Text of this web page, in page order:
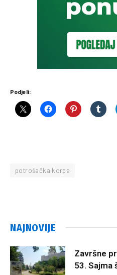
Podjeli:
potrošačka korpa
NAJNOVIJE
Završne
53. Sajma